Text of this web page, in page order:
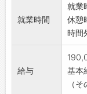
変更
就業時間
就業
休憩
時間
給与
基本
（